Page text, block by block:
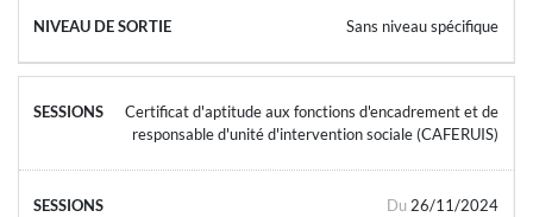
Sans niveau spécifique
Certificat d'aptitude aux fonctions d'encadrement et de
responsable d'unité d'intervention sociale (CAFERUIS)
Du 26/11/2024